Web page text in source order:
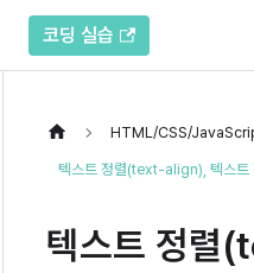
코딩 실습
HTML/CSS/
텍스트 정렬(text-align), 텍스
텍스트 정